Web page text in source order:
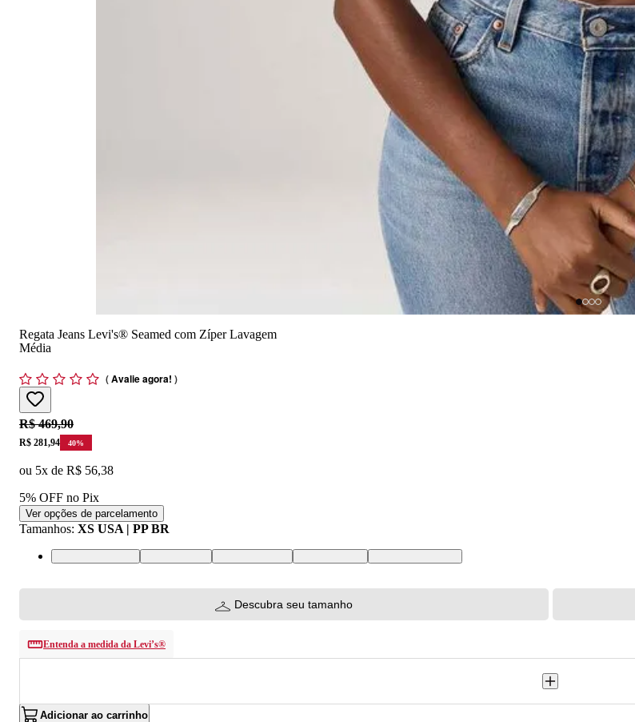
Regata Jeans Levi's® Seamed com Zíper Lavagem
Média
(Avalie agora! )
Original price:
R$ 469,90
Price:
R$ 281,94 40%
ou 5x de R$ 56,38
5% OFF no Pix
Ver opções de parcelamento
Tamanhos: XS USA | PP BR
XS USA | PP BRS USA | P BRM USA | M BRL USA | G BRXL USA | GG BR
Descubra seu tamanho
Entenda a medida da Levi’s®
Adicionar ao carrinho